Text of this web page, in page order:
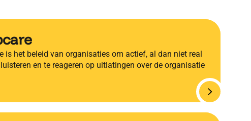
is het beleid van organisaties om actief, al dan niet real
en te reageren op uitlatingen over de organisatie